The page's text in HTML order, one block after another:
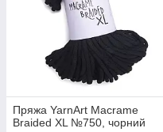
Пряжа YarnArt Macrame
Braided XL №750, чорний